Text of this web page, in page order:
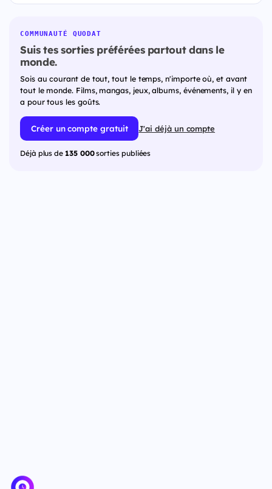
COMMUNAUTÉ QUODAT
Suis tes sorties préférées partout dans le
monde.
Sois au courant de tout, tout le temps, n'importe où, et avant
tout le monde. Films, mangas, jeux, albums, événements, il y en
a pour tous les goûts.
Créer un compte gratuit J'ai déjà un compte
Déjà plus de 135 000sorties publiées